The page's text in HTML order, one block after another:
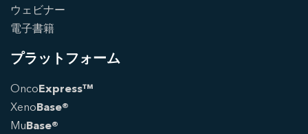
ウェビナー
電子書籍
プラットフォーム
OncoExpress™
XenoBase®
MuBase®